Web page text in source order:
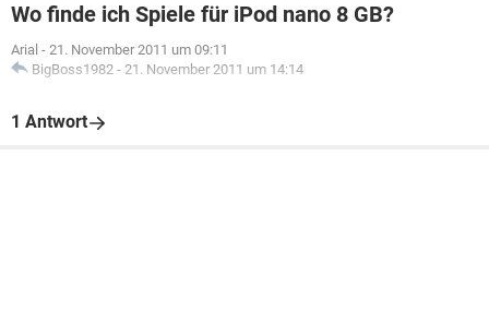
Wo finde ich Spiele für iPod nano 8 GB?
Arial - 21. November 2011 um 09:11
BigBoss1982 - 21. November 2011 um 14:14
1 Antwort